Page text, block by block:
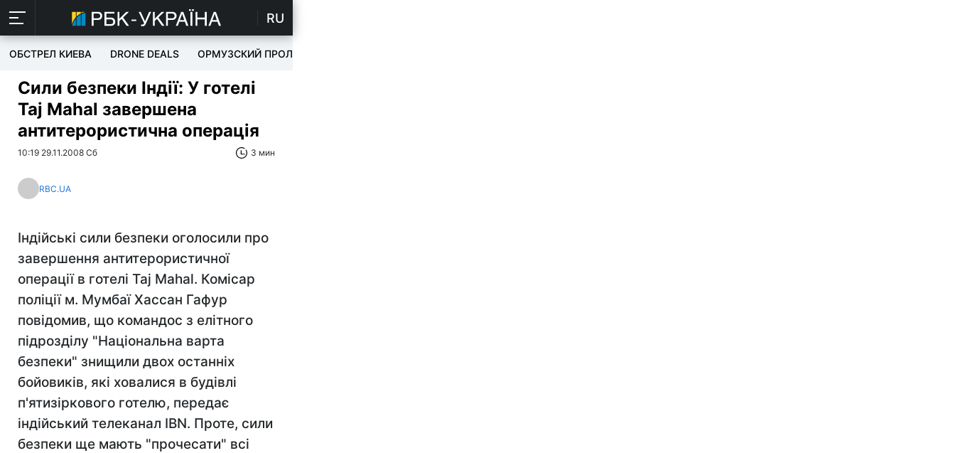
RU
ОБСТРЕЛ КИЕВА DRONE DEALS ОРМУЗСКИЙ ПРОЛИВ
Сили безпеки Індії: У готелі
Taj Мahal завершена
антитерористична операція
10:19 29.11.2008 Сб 3 мин
RBC.UA
Індійські сили безпеки оголосили про
завершення антитерористичної
операції в готелі Taj Mahal. Комісар
поліції м. Мумбаї Хассан Гафур
повідомив, що командос з елітного
підрозділу "Національна варта
безпеки" знищили двох останніх
бойовиків, які ховалися в будівлі
п'ятизіркового готелю, передає
індійський телеканал IBN. Проте, сили
безпеки ще мають "прочесати" всі